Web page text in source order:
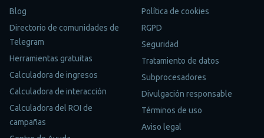
Blog
Directorio de comunidades de
Telegram
Herramientas gratuitas
Calculadora de ingresos
Calculadora de interacción
Calculadora del ROI de
campañas
Política de cookies
RGPD
Seguridad
Tratamiento de datos
Subprocesadores
Divulgación responsable
Términos de uso
Aviso legal